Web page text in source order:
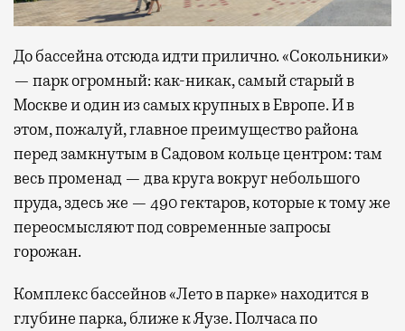
До бассейна отсюда идти прилично. «Сокольники»
— парк огромный: как-никак, самый старый в
Москве и один из самых крупных в Европе. И в
этом, пожалуй, главное преимущество района
перед замкнутым в Садовом кольце центром: там
весь променад — два круга вокруг небольшого
пруда, здесь же — 490 гектаров, которые к тому же
переосмысляют под современные запросы
горожан.
Комплекс бассейнов «Лето в парке» находится в
глубине парка, ближе к Яузе. Полчаса по